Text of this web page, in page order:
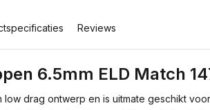
Reviews
6.5mm ELD Match
low drag ontwerp en is uitmate geschikt